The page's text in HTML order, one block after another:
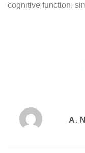
cognitive function,
A.